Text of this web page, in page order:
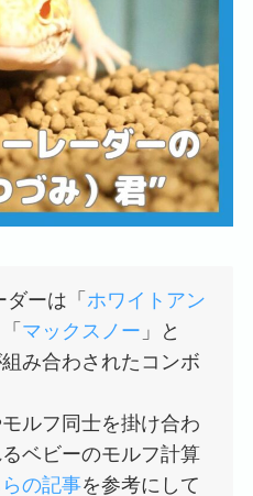
ーは「 ホワイトアン
マックスノー 」と
組み合わされたコンボ
ルフ同士を掛け合わ
ベビーのモルフ計算
の記事を参考にして